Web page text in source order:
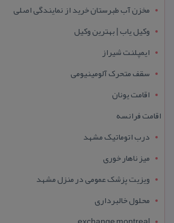
مخزن آب طبرستان خرید از نمایندگی اصلی
وکیل یاب | بهترین وکیل
ایمپلنت شیراز
سقف متحرک آلومینیومی
اقامت یونان
اقامت فرانسه
درب اتوماتیک مشهد
میز ناهار خوری
ویزیت پزشک عمومی در منزل مشهد
محلول خالبرداری